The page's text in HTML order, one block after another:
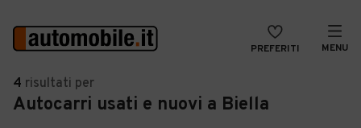
PREFERITI MENU
Auto
VENDI
4 risultati per
Autocarri usati e nuovi a Biella